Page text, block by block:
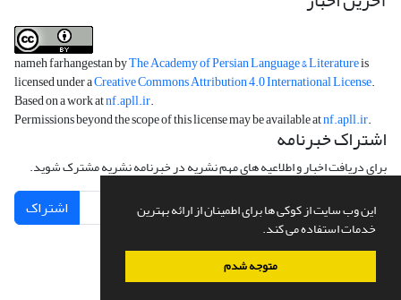
این وب سایت از کوکی ها برای اطمینان از ارائه بهترین
خدمات استفاده می کند.
متوجه شدم
nameh farhangestan byThe Academy of Persian Language & Literatureis
licensed under aCreative Commons Attribution 4.0 International License.
Based on a work atnf.apll.ir.
Permissions beyond the scope of this license may be available atnf.apll.ir.
اشتراک خبرنامه
برای دریافت اخبار و اطلاعیه های مهم نشریه در خبرنامه نشریه مشترک شوید.
اشتراک
سامانه مدیریت نشریات علمی.طراحی و پیاده سازی ازسیناوب